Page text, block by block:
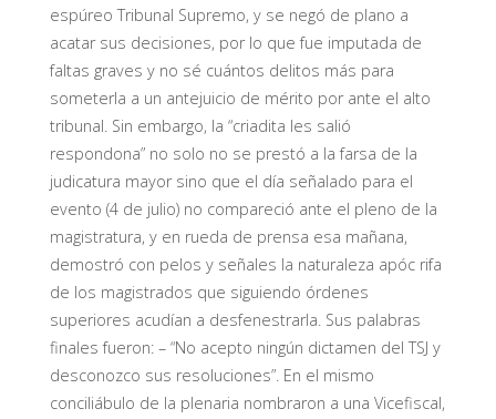
espúreo Tribunal Supremo, y se negó de plano a
acatar sus decisiones, por lo que fue imputada de
faltas graves y no sé cuántos delitos más para
someterla a un antejuicio de mérito por ante el alto
tribunal. Sin embargo, la “criadita les salió
respondona” no solo no se prestó a la farsa de la
judicatura mayor sino que el día señalado para el
evento (4 de julio) no compareció ante el pleno de la
magistratura, y en rueda de prensa esa mañana,
demostró con pelos y señales la naturaleza apóc rifa
de los magistrados que siguiendo órdenes
superiores acudían a desfenestrarla. Sus palabras
finales fueron: – “No acepto ningún dictamen del TSJ y
desconozco sus resoluciones”. En el mismo
conciliábulo de la plenaria nombraron a una Vicefiscal,